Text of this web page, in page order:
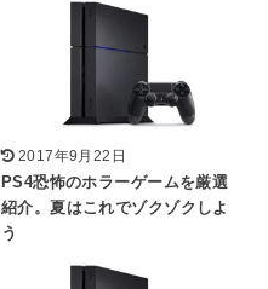
2017年9月22日
PS4恐怖のホラーゲームを厳選
紹介。夏はこれでゾクゾクしよ
う